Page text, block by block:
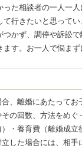
た相談者の一人一
行きたいと思ってい
かず、調停や訴訟
す。お一人で悩ま
、離婚にあたって
の回数、方法をめ
・養育費（離婚成立
した場合には、相